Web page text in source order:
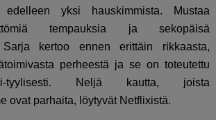
yksi hauskimmista. Mustaa
tempauksia ja sekopäisä
Sarja kertoo ennen erittäin rikkaasta,
perheestä ja se on toteutettu
tyylisesti. Neljä kautta, joista
ovat parhaita, löytyvät Netflixistä.